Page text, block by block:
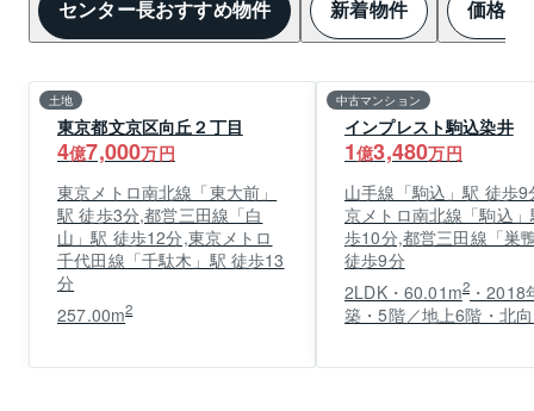
センター長おすすめ物件 新着物件 価格変
土地
東京都文京区向丘２丁目
4億7,000万円
東京メトロ南北線「東大前」
駅 徒歩3分,都営三田線「白
山」駅 徒歩12分,東京メトロ
千代田線「千駄木」駅 徒歩13
分
257.00m2
中古マンション
インプレスト駒込染井
1億3,480万円
山手線「駒込」駅 徒歩9
京メトロ南北線「駒込
歩10分,都営三田線「巣
徒歩9分
2LDK・60.01m2 ・2018
築・5階／地上6階・北